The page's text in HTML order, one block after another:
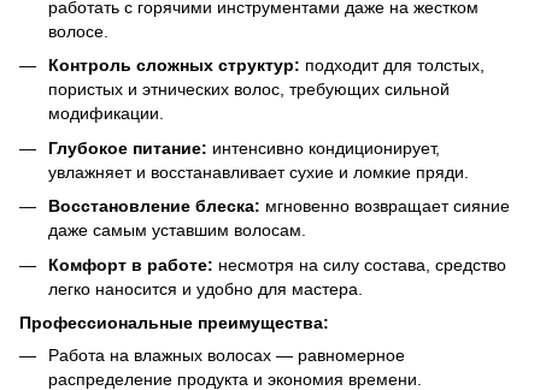
работать с горячими инструментами даже на жестком
волосе.
Контроль сложных структур: подходит для толстых,
пористых и этнических волос, требующих сильной
модификации.
Глубокое питание: интенсивно кондиционирует,
увлажняет и восстанавливает сухие и ломкие пряди.
Восстановление блеска: мгновенно возвращает сияние
даже самым уставшим волосам.
Комфорт в работе: несмотря на силу состава, средство
легко наносится и удобно для мастера.
Профессиональные преимущества:
Работа на влажных волосах — равномерное
распределение продукта и экономия времени.